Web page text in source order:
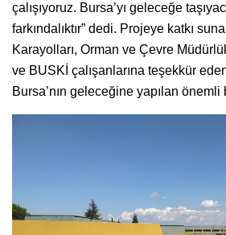
çalışıyoruz. Bursa’yı geleceğe
farkındalıktır” dedi. Projeye katkı
Karayolları, Orman ve Çevre
ve BUSKİ çalışanlarına teşekkür
Bursa’nın geleceğine yapılan önemli